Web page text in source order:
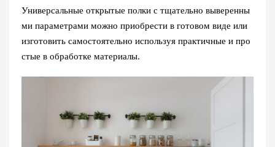
Универсальные открытые полки с тщательно выверенны
ми параметрами можно приобрести в готовом виде или
изготовить самостоятельно используя практичные и про
стые в обработке материалы.